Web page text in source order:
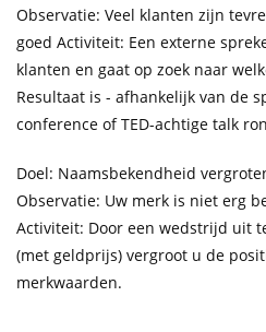
Observatie: Veel klanten zijn
goed Activiteit: Een externe
klanten en gaat op zoek naar
Resultaat is - afhankelijk van de
conference of TED-achtige talk
Doel: Naamsbekendheid
Observatie: Uw merk is niet erg
Activiteit: Door een wedstrijd uit
(met geldprijs) vergroot u de
merkwaarden.